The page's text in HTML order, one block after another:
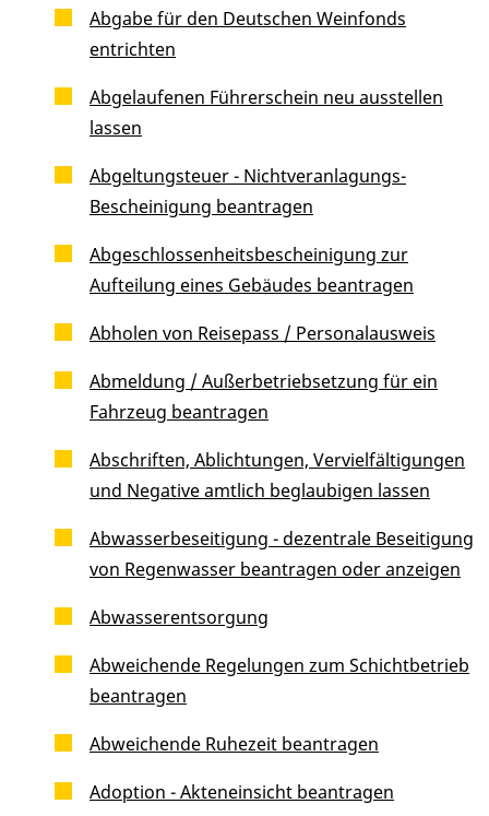
Abgabe für den Deutschen Weinfonds
entrichten
Abgelaufenen Führerschein neu ausstellen
lassen
Abgeltungsteuer - Nichtveranlagungs-
Bescheinigung beantragen
Abgeschlossenheitsbescheinigung zur
Aufteilung eines Gebäudes beantragen
Abholen von Reisepass / Personalausweis
Abmeldung / Außerbetriebsetzung für ein
Fahrzeug beantragen
Abschriften, Ablichtungen, Vervielfältigungen
und Negative amtlich beglaubigen lassen
Abwasserbeseitigung - dezentrale Beseitigung
von Regenwasser beantragen oder anzeigen
Abwasserentsorgung
Abweichende Regelungen zum Schichtbetrieb
beantragen
Abweichende Ruhezeit beantragen
Adoption - Akteneinsicht beantragen